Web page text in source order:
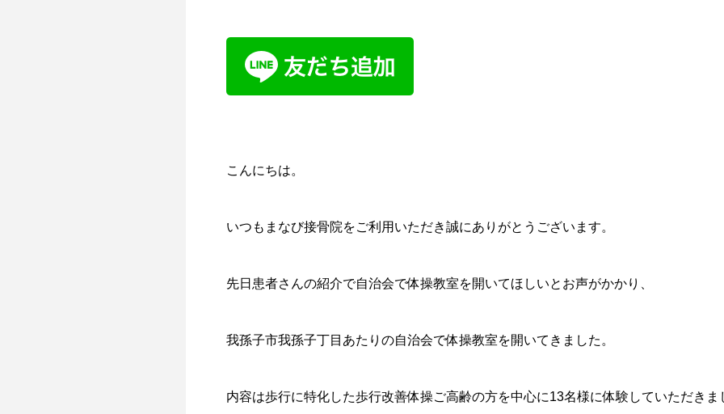
こんにちは。
いつもまなび接骨院をご利用いただき誠にありがとうございます。
先日患者さんの紹介で自治会で体操教室を開いてほしいとお声がかかり、
我孫子市我孫子丁目あたりの自治会で体操教室を開いてきました。
内容は歩行に特化した歩行改善体操ご高齢の方を中心に13名様に体験していただきま